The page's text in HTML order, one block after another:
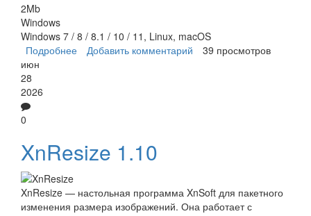
2Mb
Windows
Windows 7 / 8 / 8.1 / 10 / 11, Linux, macOS
Подробнее о Zopflipng
Добавить комментарий
39 просмотров
июн
28
2026
0
XnResize 1.10
XnResize — настольная программа XnSoft для пакетного
изменения размера изображений. Она работает с